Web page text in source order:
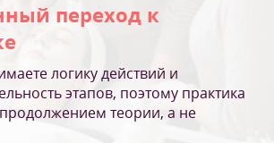
переход к
логику действий и
этапов, поэтому практика
продолжением теории, а не